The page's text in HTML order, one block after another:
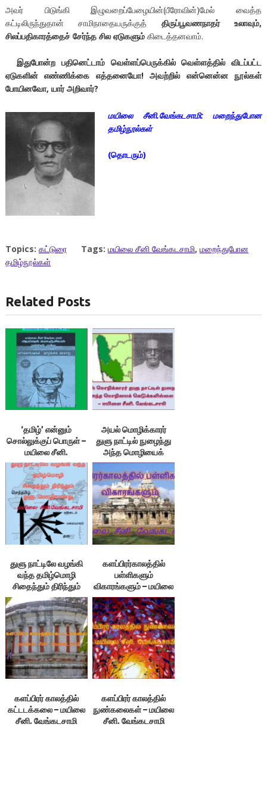
அவர் பிடுங்கி இழுவறைப்பேழையின்(பீரோவின்)மேல் வைத்த
கட்டிலிருந்துதான் சாமிநாதையருக்குத் திருப்பூவணநாதர் உலாவும்,
சிலப்பதிகாரத்தைச் சேர்ந்த சில ஏடுகளும்கிடைத்தனவாம்.
இதுபோன்ற பதினெட்டாம் வெள்ளப்பெருக்கில் வெள்ளத்தில் விடப்பட்ட
ஏடுகளின் எண்ணிக்கை எத்தனையோ! அவற்றில் என்னென்ன நூல்கள்
போயினவோ, யார் அறிவார்?
மயிலை சீனி.வேங்கடசாமி: மறைந்துபோன
தமிழ்நூல்கள்
(தொடரும்)
Topics: கட்டுரை Tags: மயிலை சீனி வேங்கடசாமி, மறைந்துபோன
தமிழ்நூல்கள்
Related Posts
‘தமிழ்’ என்னும்
சொல்லுக்குப் பொருள் –
மயிலை சீனி.
வேங்கடசாமி
அயல் மொழிக்காரர்
துளு நாட்டில் நுழைந்து
அந்த மொழியைக்
கெடுக்கவில்லை –
மயிலை சீனி.
வேங்கடசாமி
துளு நாட்டிலே வழங்கி
வந்த தமிழ்மொழி
சிதைந்தும் திரிந்தும்
துளு மொழியானது –
மயிலை சீனி.
வேங்கடசாமி
களப்பிரர்காலத்தில்
பள்ளிகளும்
விகாரங்களும் – மயிலை
சீனி. வேங்கடசாமி
களப்பிரர் காலத்தில்
கட்டடக்கலை – மயிலை
சீனி. வேங்கடசாமி
களப்பிரர் காலத்தில்
நுண்கலைகள் – மயிலை
சீனி. வேங்கடசாமி